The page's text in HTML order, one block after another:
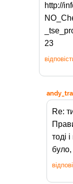
http://
23
Re:
тоді